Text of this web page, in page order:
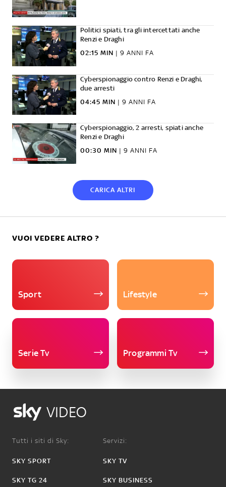
Politici spiati, tra gli intercettati anche
Renzi e Draghi
02:15 MIN | 9 ANNI FA
Cyberspionaggio contro Renzi e Draghi,
due arresti
04:45 MIN | 9 ANNI FA
Cyberspionaggio, 2 arresti, spiati anche
Renzi e Draghi
00:30 MIN | 9 ANNI FA
CARICA ALTRI
VUOI VEDERE ALTRO ?
Sport Lifestyle
Serie Tv Programmi Tv
VIDEO
Tutti i siti di Sky:
SKY SPORT
SKY TG 24
Servizi:
SKY TV
SKY BUSINESS